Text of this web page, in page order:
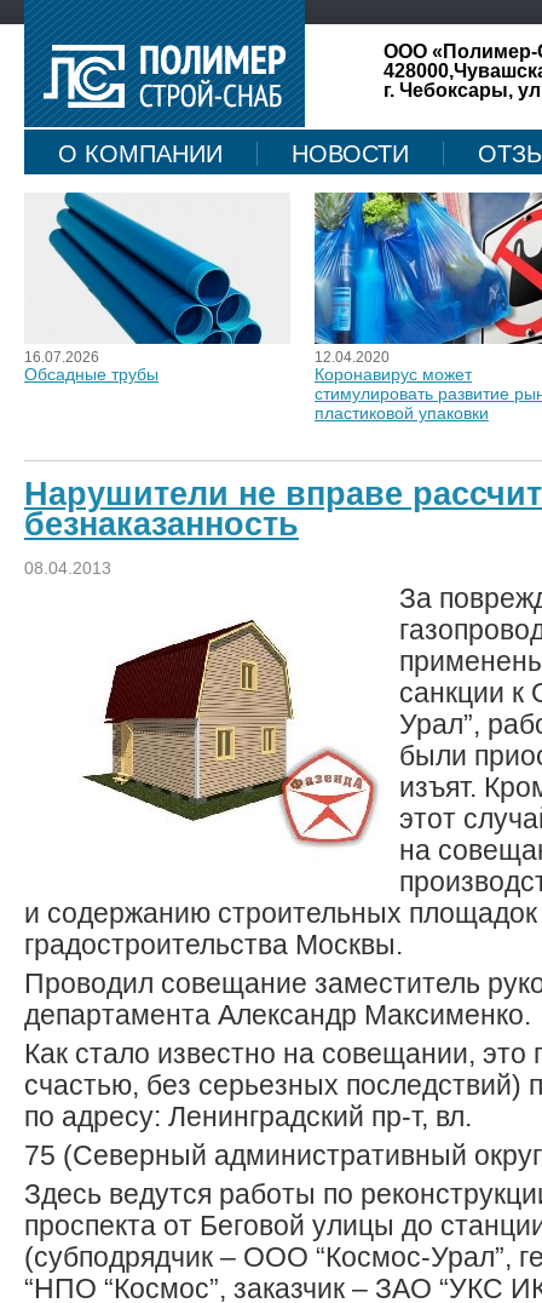
ООО «Полимер-
г. Чебоксары,
О КОМПАНИИ НОВОСТИ
КАРТА САЙТА
16.07.2026
Обсадные трубы
12.04.2020
Коронавирус может
стимулировать развитие
пластиковой упаковки
Нарушители не вправе
безнаказанность
08.04.2013
За
санкции
Урал”,
были
изъят.
этот
на
и содержанию строительных
градостроительства Москвы.
Проводил совещание заместитель
департамента Александр Максименко.
Как стало известно на совещании, это
счастью, без серьезных последствий)
по адресу: Ленинградский пр-т, вл.
75 (Северный административный
Здесь ведутся работы по
проспекта от Беговой улицы до
(субподрядчик – ООО “Космос-Урал”,
“НПО “Космос”, заказчик – ЗАО “УКС